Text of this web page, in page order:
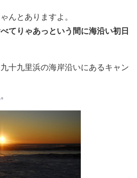
んとありますよ。
てりゃあっという間に海沿い初日
十九里浜の海岸沿いにあるキャン
。